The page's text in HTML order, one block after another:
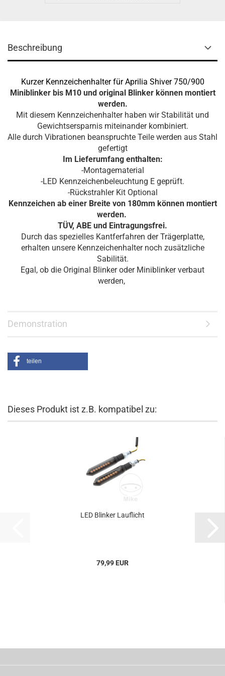
Beschreibung
Kurzer Kennzeichenhalter für Aprilia Shiver 750/900
Miniblinker bis M10 und original Blinkerkönnen montiert
werden.
Mit diesem Kennzeichenhalter haben wir Stabilität und
Gewichtsersparnis miteinander kombiniert.
Alle durch Vibrationen beanspruchte Teile werden aus Stahl
gefertigt
Im Lieferumfang enthalten:
-Montagematerial
-LED Kennzeichenbeleuchtung E geprüft.
-Rückstrahler Kit Optional
Kennzeichen ab einer Breite von 180mm können montiert
werden.
TÜV, ABE und Eintragungsfrei.
Durch das spezielles Kantferfahren der Trägerplatte,
erhalten unsere Kennzeichenhalter noch zusätzliche
Sabilität.
Egal, ob die Original Blinker oder Miniblinker verbaut
werden,
Demonstration
teilen
Dieses Produkt ist z.B. kompatibel zu:
LED Blinker Lauflicht
79,99 EUR